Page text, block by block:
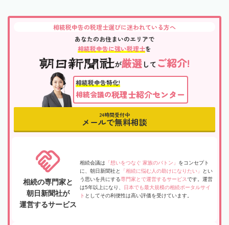
相続税申告の税理士選びに迷われている方へ
あなたのお住まいのエリアで
相続税申告に強い税理士を
が厳選して ご紹介!
相続税申告特化!
相続会議の税理士紹介センター
24時間受付中
メールで無料相談
相続の専門家と
朝日新聞社が
運営するサービス
相続会議は 「想いをつなぐ 家族のバトン」 をコンセプト
に、朝日新聞社と
「相続に悩む人の助けになりたい」
とい
う思いを共にする専門家とで運営するサービスです。運営
は5年以上になり、
日本でも最大規模の相続ポータルサイ
ト としてその利便性は高い評価を受けています。